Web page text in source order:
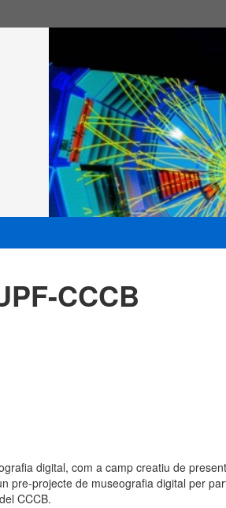
CCCB
digital, com a camp creatiu de
pre-projecte de museografia digital per
CCCB.